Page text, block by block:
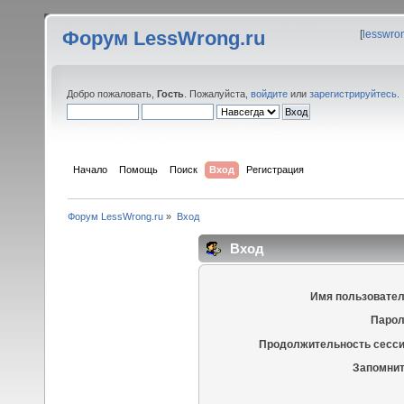
Форум LessWrong.ru [
Добро пожаловать, Гость . Пожалуйста, войдите или зарегистрируйтесь
Начало Помощь Поиск Вход Регистрация
Форум LessWrong.ru » Вход
Вход
Имя
Продолжительность